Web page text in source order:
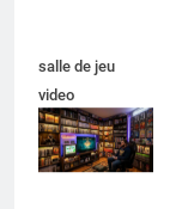
salle de jeu
video
collectionneur